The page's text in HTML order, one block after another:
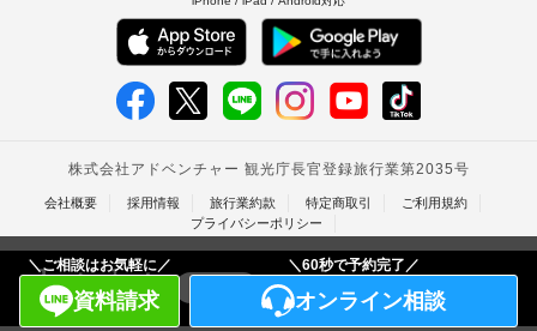
＼ご相談はお気軽に／
資料請求
＼60秒で予約完了／
オンライン相談